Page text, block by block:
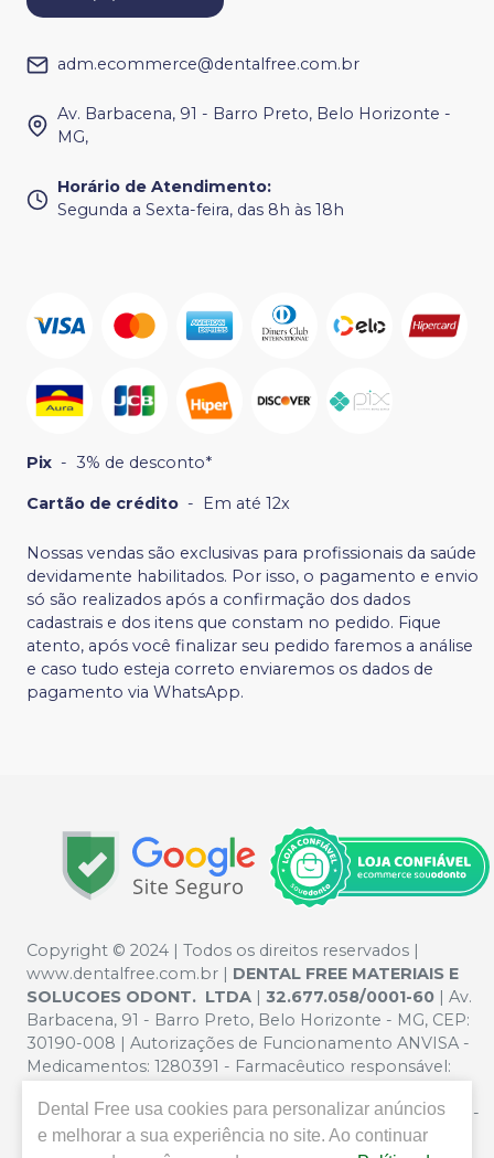
adm.ecommerce@dentalfree.com.br
Av. Barbacena, 91 - Barro Preto, Belo Horizonte -
MG,
Horário de Atendimento:
Segunda a Sexta-feira, das 8h às 18h
Pix - 3% de desconto*
Cartão de crédito - Em até 12x
Nossas vendas são exclusivas para profissionais da saúde
devidamente habilitados. Por isso, o pagamento e envio
só são realizados após a confirmação dos dados
cadastrais e dos itens que constam no pedido. Fique
atento, após você finalizar seu pedido faremos a análise
e caso tudo esteja correto enviaremos os dados de
pagamento via WhatsApp.
Copyright © 2024 | Todos os direitos reservados |
www.dentalfree.com.br | DENTAL FREE MATERIAIS E
SOLUCOES ODONT. LTDA
32.677.058/0001-60
| Av.
Barbacena, 91 - Barro Preto, Belo Horizonte - MG, CEP:
30190-008 | Autorizações de Funcionamento ANVISA -
Medicamentos: 1280391 - Farmacêutico responsável:
Privacidade e Segurança - Fotos meramente ilustrativas -
Os preços e condições da loja virtual estão sujeitos a
Dental Free usa cookies para personalizar anúncios
e melhorar a sua experiência no site. Ao continuar